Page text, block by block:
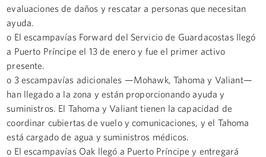
evaluaciones de daños y rescatar a personas que necesitan
ayuda.
o El escampavías Forward del Servicio de Guardacostas llegó
a Puerto Príncipe el 13 de enero y fue el primer activo
presente.
o 3 escampavías adicionales —Mohawk, Tahoma y Valiant—
han llegado a la zona y están proporcionando ayuda y
suministros. El Tahoma y Valiant tienen la capacidad de
coordinar cubiertas de vuelo y comunicaciones, y el Tahoma
está cargado de agua y suministros médicos.
o El escampavías Oak llegó a Puerto Príncipe y entregará